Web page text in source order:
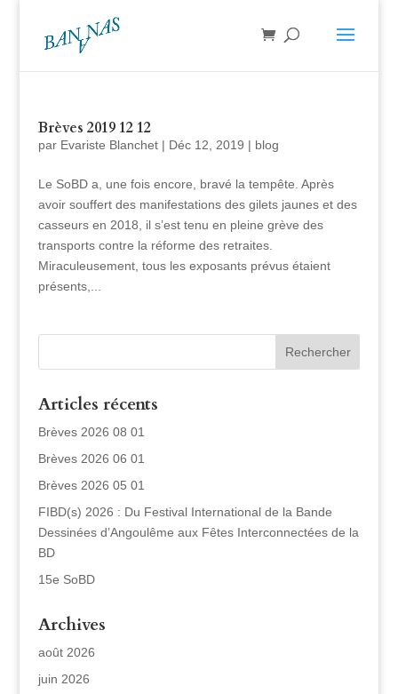
Brèves 2019 12 12
par Evariste Blanchet| Déc 12, 2019 | blog
Le SoBD a, une fois encore, bravé la tempête. Après
avoir souffert des manifestations des gilets jaunes et des
casseurs en 2018, il s’est tenu en pleine grève des
transports contre la réforme des retraites.
Miraculeusement, tous les exposants prévus étaient
présents,...
Articles récents
Brèves 2026 08 01
Brèves 2026 06 01
Brèves 2026 05 01
FIBD(s) 2026 : Du Festival International de la Bande
Dessinées d’Angoulême aux Fêtes Interconnectées de la
BD
15e SoBD
Archives
août 2026
juin 2026